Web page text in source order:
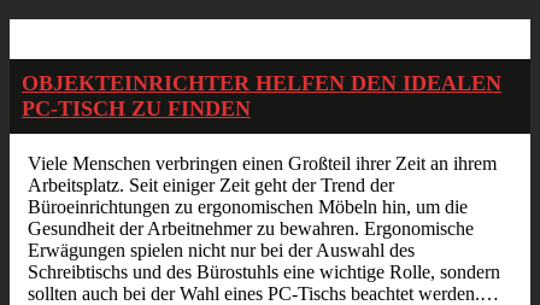
OBJEKTEINRICHTER HELFEN DEN IDEALEN
PC-TISCH ZU FINDEN
Viele Menschen verbringen einen Großteil ihrer Zeit an ihrem
Arbeitsplatz. Seit einiger Zeit geht der Trend der
Büroeinrichtungen zu ergonomischen Möbeln hin, um die
Gesundheit der Arbeitnehmer zu bewahren. Ergonomische
Erwägungen spielen nicht nur bei der Auswahl des
Schreibtischs und des Bürostuhls eine wichtige Rolle, sondern
sollten auch bei der Wahl eines PC-Tischs beachtet werden.…